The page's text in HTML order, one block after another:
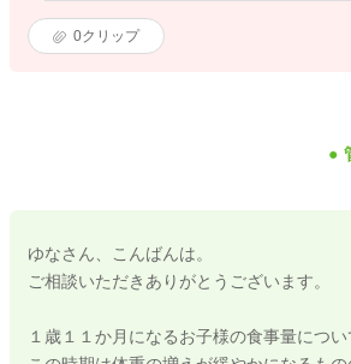
0クリップ
ゆなさん、こんばんは。
ご相談いただきありがとうございます。
１歳１１か月になるお子様の食事量につい